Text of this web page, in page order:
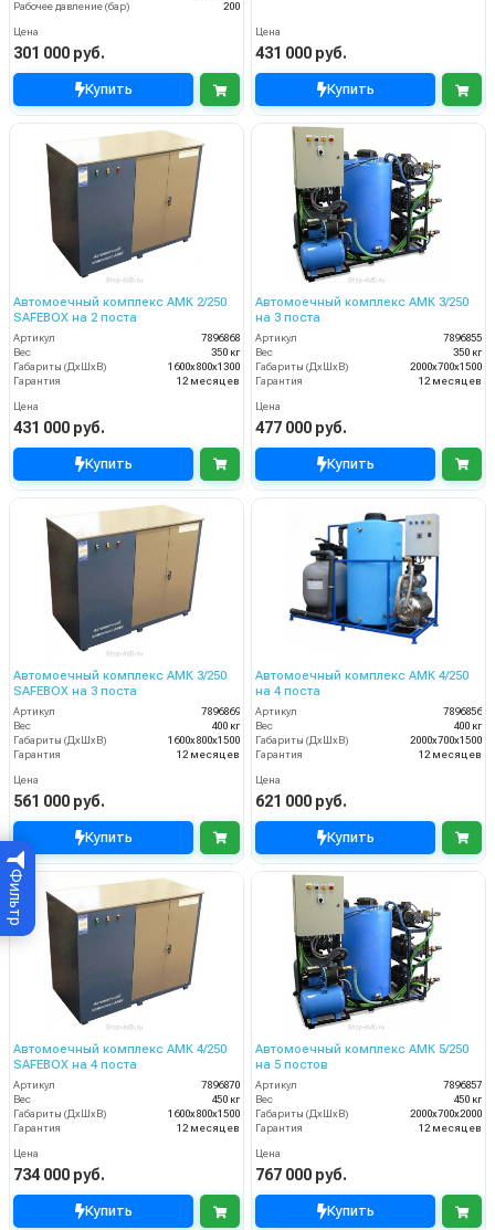
Фильтр
Рабочее давление (бар)
200
Цена
301 000 руб.
Купить
Цена
431 000 руб.
Купить
Автомоечный комплекс АМК 2/250
SAFEBOX на 2 поста
Артикул
7896868
Вес
350 кг
Габариты (ДхШхВ)
1600х800х1300
Гарантия
12 месяцев
Цена
431 000 руб.
Купить
Автомоечный комплекс АМК 3/250
на 3 поста
Артикул
7896855
Вес
350 кг
Габариты (ДхШхВ)
2000х700х1500
Гарантия
12 месяцев
Цена
477 000 руб.
Купить
Автомоечный комплекс АМК 3/250
SAFEBOX на 3 поста
Артикул
7896869
Вес
400 кг
Габариты (ДхШхВ)
1600х800х1500
Гарантия
12 месяцев
Цена
561 000 руб.
Купить
Автомоечный комплекс АМК 4/250
на 4 поста
Артикул
7896856
Вес
400 кг
Габариты (ДхШхВ)
2000х700х1500
Гарантия
12 месяцев
Цена
621 000 руб.
Купить
Автомоечный комплекс АМК 4/250
SAFEBOX на 4 поста
Артикул
7896870
Вес
450 кг
Габариты (ДхШхВ)
1600х800х1500
Гарантия
12 месяцев
Цена
734 000 руб.
Купить
Автомоечный комплекс АМК 5/250
на 5 постов
Артикул
7896857
Вес
450 кг
Габариты (ДхШхВ)
2000х700х2000
Гарантия
12 месяцев
Цена
767 000 руб.
Купить